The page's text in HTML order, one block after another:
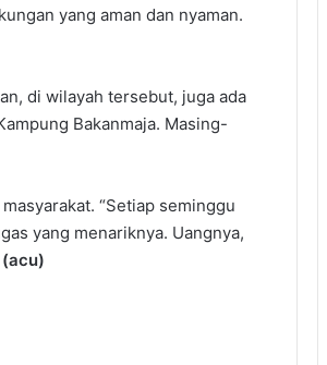
yang aman dan nyaman.
di wilayah tersebut, juga ada
Bakanmaja. Masing-
“Setiap seminggu
yang menariknya. Uangnya,
(acu)